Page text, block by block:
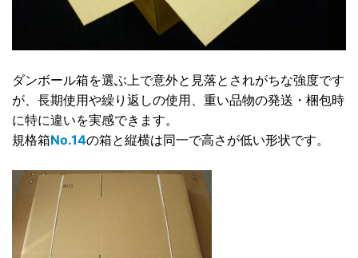
ダンボール箱を選ぶ上で意外と見落とされがちな強度です
が、長期使用や繰り返しの使用、重い品物の発送・梱包時
に特に違いを実感できます。
規格箱No.14の箱と縦横は同一で高さが低い形状です。